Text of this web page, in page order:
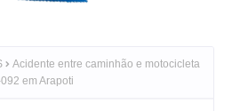
Acidente entre caminhão e motocicleta
em Arapoti